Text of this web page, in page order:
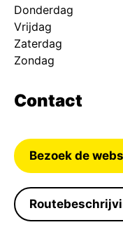
Donderdag
Vrijdag
Zaterdag
Zondag
Contact
Bezoek de